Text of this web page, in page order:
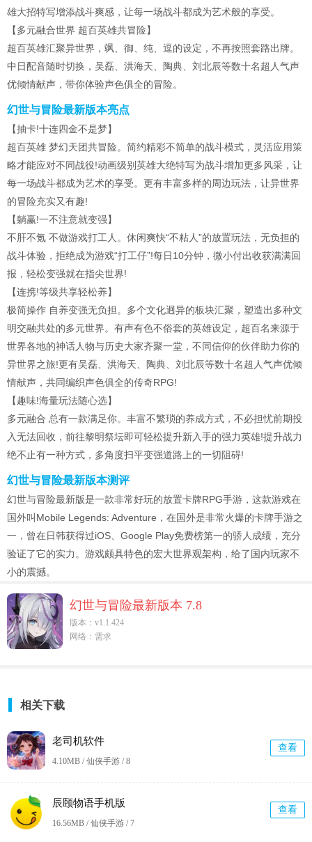
雄大招特写增添战斗爽感，让每一场战斗都成为艺术般的享受。
【多元融合世界 超百英雄共冒险】
超百英雄汇聚异世界，飒、御、纯、逗的设定，不再按照套路出牌。
中日配音随时切换，吴磊、洪海天、陶典、刘北辰等数十名超人气声
优倾情献声，带你体验声色俱全的冒险。
幻世与冒险最新版本亮点
【抽卡!十连四金不是梦】
超百英雄 梦幻天团共冒险。简约精彩不简单的战斗模式，灵活应用策
略才能应对不同战役!动画级别英雄大绝特写为战斗增加更多风采，让
每一场战斗都成为艺术的享受。更有丰富多样的周边玩法，让异世界
的冒险充实又有趣!
【躺赢!一不注意就变强】
不肝不氪 不做游戏打工人。休闲爽快“不粘人”的放置玩法，无负担的
战斗体验，拒绝成为游戏“打工仔”!每日10分钟，微小付出收获满满回
报，轻松变强就在指尖世界!
【连携!等级共享轻松养】
极简操作 自养变强无负担。多个文化迥异的板块汇聚，塑造出多种文
明交融共处的多元世界。有声有色不俗套的英雄设定，超百名来源于
世界各地的神话人物与历史大家齐聚一堂，不同信仰的伙伴助力你的
异世界之旅!更有吴磊、洪海天、陶典、刘北辰等数十名超人气声优倾
情献声，共同编织声色俱全的传奇RPG!
【趣味!海量玩法随心选】
多元融合 总有一款满足你。丰富不繁琐的养成方式，不必担忧前期投
入无法回收，前往黎明祭坛即可轻松提升新入手的强力英雄!提升战力
绝不止有一种方式，多角度扫平变强道路上的一切阻碍!
幻世与冒险最新版本测评
幻世与冒险最新版是一款非常好玩的放置卡牌RPG手游，这款游戏在
国外叫Mobile Legends: Adventure，在国外是非常火爆的卡牌手游之
一，曾在日韩获得过iOS、Google Play免费榜第一的骄人成绩，充分
验证了它的实力。游戏颇具特色的宏大世界观架构，给了国内玩家不
小的震撼。
幻世与冒险最新版本 7.8
版本：v1.1.424
网络：需求
相关下载
老司机软件
4.10MB / 仙侠手游 /8
查看
辰颐物语手机版
16.56MB / 仙侠手游 /7
查看